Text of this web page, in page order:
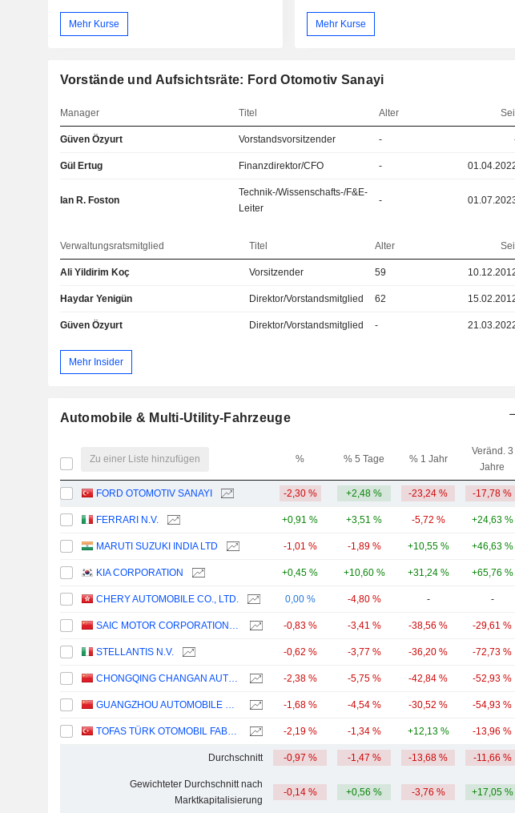
Mehr Kurse Mehr Kurse
Vorstände und Aufsichtsräte: Ford Otomotiv Sanayi
Manager Titel Alter
Güven Özyurt Vorstandsvorsitzender -
Gül Ertug Finanzdirektor/CFO -
Ian R. Foston
Technik-/Wissenschafts-/F&E-
Leiter
-
Verwaltungsratsmitglied Titel Alter
Ali Yildirim Koç Vorsitzender 59
Haydar Yenigün Direktor/Vorstandsmitglied 62
Güven Özyurt Direktor/Vorstandsmitglied -
Mehr Insider
Automobile & Multi-Utility-Fahrzeuge
Zu einer Liste hinzufügen % % 5 Tage % 1 Jahr
Veränd. 3
Jahre
FORD OTOMOTIV SANAYI -2,30 % +2,48 % -23,24 % -17,78 %
FERRARI N.V. +0,91 % +3,51 % -5,72 % +24,63 %
MARUTI SUZUKI INDIA LTD -1,01 % -1,89 % +10,55 % +46,63 %
KIA CORPORATION +0,45 % +10,60 % +31,24 % +65,76 %
CHERY AUTOMOBILE CO., LTD. 0,00 % -4,80 % - -
SAIC MOTOR CORPORATION LIMITED -0,83 % -3,41 % -38,56 % -29,61 %
STELLANTIS N.V. -0,62 % -3,77 % -36,20 % -72,73 %
CHONGQING CHANGAN AUTOMOBILE COMPANY LIMITED -2,38 % -5,75 % -42,84 % -52,93 %
GUANGZHOU AUTOMOBILE GROUP CO., LTD. -1,68 % -4,54 % -30,52 % -54,93 %
TOFAS TÜRK OTOMOBIL FABRIKASI ANONIM SIRKETI -2,19 % -1,34 % +12,13 % -13,96 %
Durchschnitt -0,97 % -1,47 % -13,68 % -11,66 %
Gewichteter Durchschnitt nach
Marktkapitalisierung
-0,14 % +0,56 % -3,76 % +17,05 %